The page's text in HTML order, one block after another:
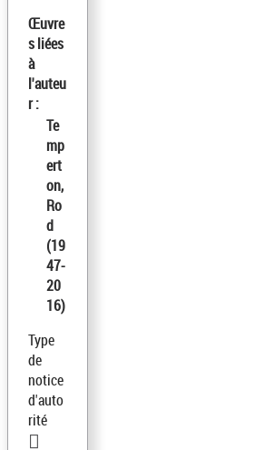
Œuvre
s liées
à
l'auteu
r :
Te
mp
ert
on,
Ro
d
(19
47-
20
16)
Type
de
notice
d'auto
rité